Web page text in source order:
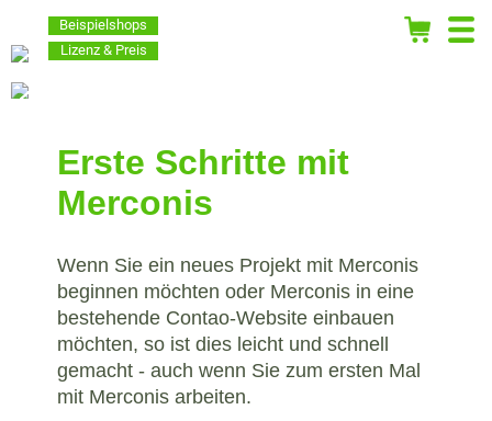
Beispielshops
Lizenz & Preis
Erste Schritte mit
Merconis
Wenn Sie ein neues Projekt mit Merconis
beginnen möchten oder Merconis in eine
bestehende Contao-Website einbauen
möchten, so ist dies leicht und schnell
gemacht - auch wenn Sie zum ersten Mal
mit Merconis arbeiten.